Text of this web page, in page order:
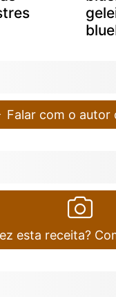
Falar com o autor
esta receita?